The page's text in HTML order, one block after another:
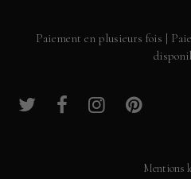
Paiement en plusieurs fois |
Mentions